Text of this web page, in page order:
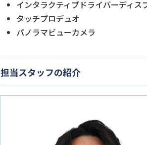
インタラクティブドライバーディス
タッチプロデュオ
パノラマビューカメラ
担当スタッフの紹介